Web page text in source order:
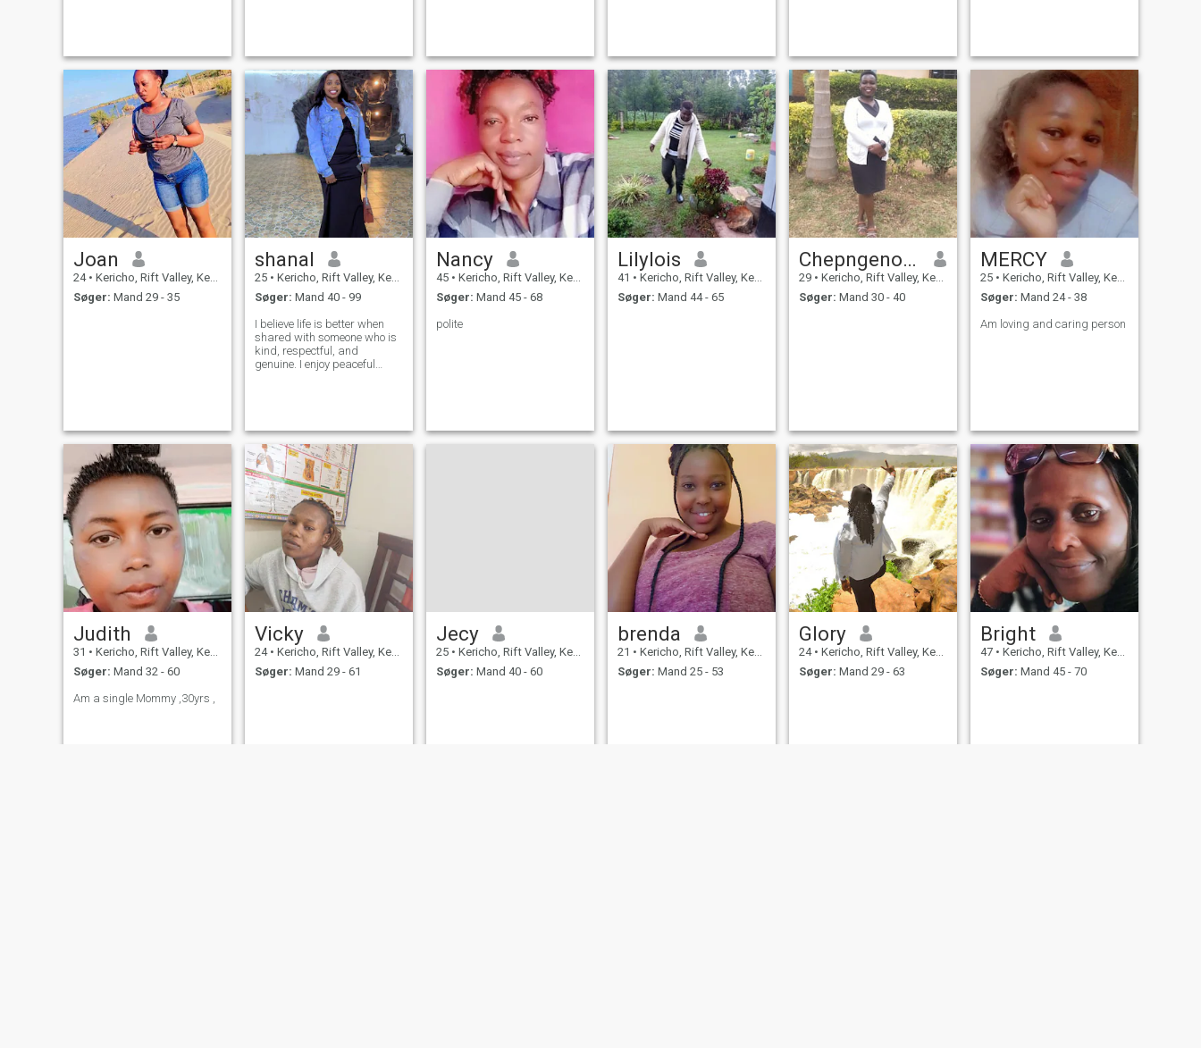
Joan
24 • Kericho, Rift Valley, Kenya
Søger: Mand 29 - 35
shanal
25 • Kericho, Rift Valley, Kenya
Søger: Mand 40 - 99
I believe life is better when
shared with someone who is
kind, respectful, and
genuine. I enjoy peaceful
Nancy
45 • Kericho, Rift Valley, Kenya
Søger: Mand 45 - 68
polite
Lilylois
41 • Kericho, Rift Valley, Kenya
Søger: Mand 44 - 65
Chepngeno Mercy
29 • Kericho, Rift Valley, Kenya
Søger: Mand 30 - 40
MERCY
25 • Kericho, Rift Valley, Kenya
Søger: Mand 24 - 38
Am loving and caring person
Judith
31 • Kericho, Rift Valley, Kenya
Søger: Mand 32 - 60
Am a single Mommy ,30yrs ,
Vicky
24 • Kericho, Rift Valley, Kenya
Søger: Mand 29 - 61
Jecy
25 • Kericho, Rift Valley, Kenya
Søger: Mand 40 - 60
brenda
21 • Kericho, Rift Valley, Kenya
Søger: Mand 25 - 53
Glory
24 • Kericho, Rift Valley, Kenya
Søger: Mand 29 - 63
Bright
47 • Kericho, Rift Valley, Kenya
Søger: Mand 45 - 70